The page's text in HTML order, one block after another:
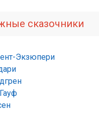
сказочники
Экзюпери